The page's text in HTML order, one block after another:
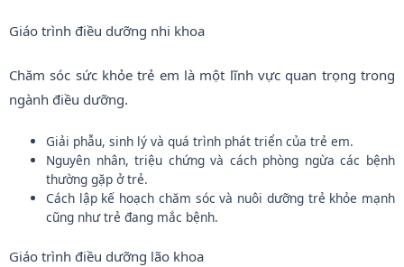
Giáo trình điều dưỡng nhi khoa
Chăm sóc sức khỏe trẻ em là một lĩnh vực quan trọng trong
ngành điều dưỡng.
Giải phẫu, sinh lý và quá trình phát triển của trẻ em.
Nguyên nhân, triệu chứng và cách phòng ngừa các bệnh
thường gặp ở trẻ.
Cách lập kế hoạch chăm sóc và nuôi dưỡng trẻ khỏe mạnh
cũng như trẻ đang mắc bệnh.
Giáo trình điều dưỡng lão khoa